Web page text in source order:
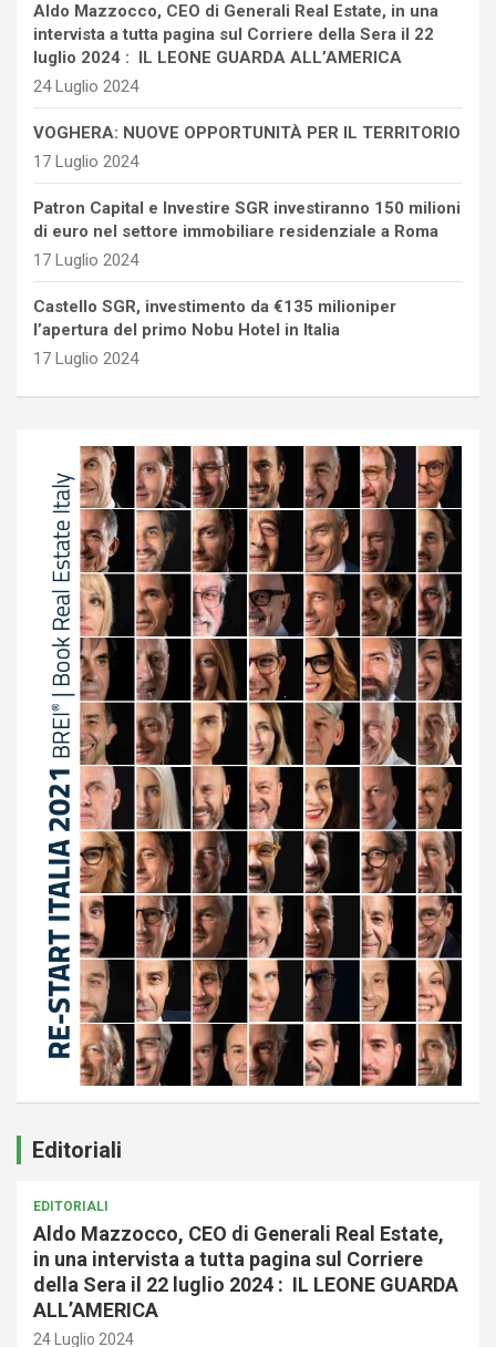
Aldo Mazzocco, CEO di Generali Real Estate, in una
intervista a tutta pagina sul Corriere della Sera il 22
luglio 2024 : IL LEONE GUARDA ALL’AMERICA
24 Luglio 2024
VOGHERA: NUOVE OPPORTUNITÀ PER IL TERRITORIO
17 Luglio 2024
Patron Capital e Investire SGR investiranno 150 milioni
di euro nel settore immobiliare residenziale a Roma
17 Luglio 2024
Castello SGR, investimento da €135 milioniper
l’apertura del primo Nobu Hotel in Italia
17 Luglio 2024
Editoriali
EDITORIALI
Aldo Mazzocco, CEO di Generali Real Estate,
in una intervista a tutta pagina sul Corriere
della Sera il 22 luglio 2024 : IL LEONE GUARDA
ALL’AMERICA
24 Luglio 2024